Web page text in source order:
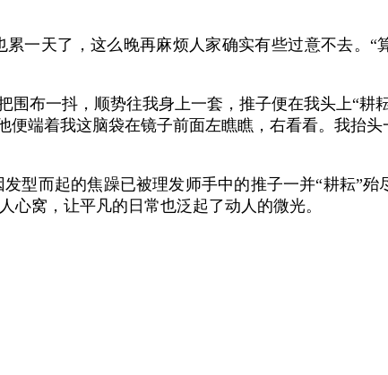
一天了，这么晚再麻烦人家确实有些过意不去。
布一抖，顺势往我身上一套，推子便在我头上“耕
端着我这脑袋在镜子前面左瞧瞧，右看看。我抬
型而起的焦躁已被理发师手中的推子一并“耕耘”
窝，让平凡的日常也泛起了动人的微光。